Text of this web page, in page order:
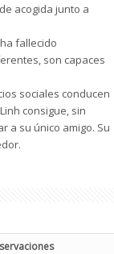
acogida junto a
fallecido
son capaces
sociales conducen
consigue, sin
a su único amigo. Su